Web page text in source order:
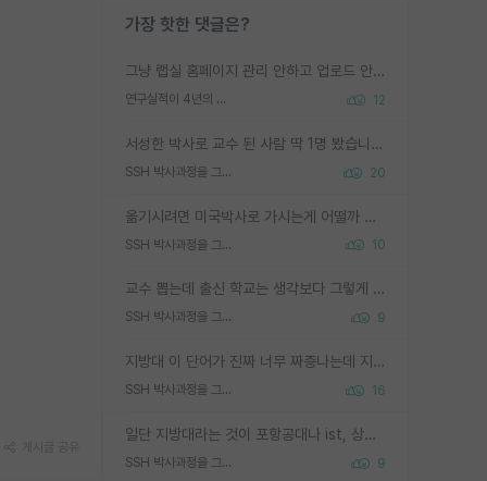
가장 핫한 댓글은?
그냥 랩실 홈페이지 관리 안하고 업로드 안한거 아님?
연구실적이 4년의 공백이 있는거 어떻게 생각하냐 12
서성한 박사로 교수 된 사람 딱 1명 봤습니다. 근데 지방대 박사로 교수된 거는 기적이 일어나야되요. 서성한 학부부터여도 빡센게 교수임용일텐데 지방대박사로 무슨 교수가 되나요...... 중소기업/중견기업 팀장급/연구소장급이나 될거 같네요.
SSH 박사과정을 그만두고 지방대 박사로 옮기면 교수의 꿈은 끝일까요? 20
옮기시려면 미국박사로 가시는게 어떨까 싶네요. 교수가 꿈이면 미국박사 하고 미국교수 까지 같이 노리시는게 기회가 많지 않을까요?
SSH 박사과정을 그만두고 지방대 박사로 옮기면 교수의 꿈은 끝일까요? 10
교수 뽑는데 출신 학교는 생각보다 그렇게 안 봄. 앞으로는 더 안 보게 될거임. 박사는 어디서 진행해도 됨. 단, 제대로 쌓고 좋은 실적 만들 수 있다면. 그런데 지방대는 그럴 가능성이 지극히 낮음. 나만 열심히 잘 하면 된다? 인간은 주변 환경에 지배되는 나약한 존재임. 주변의 지방대 대학원생과 섞이고 지방 특유의 여유로움 또는 나쁘게 얘기해서 나태함에 젖어 살다보면 교수의 꿈 자체를 잊어버리게 될 가능성도 있음. 주변 환경이 70~80%임.
SSH 박사과정을 그만두고 지방대 박사로 옮기면 교수의 꿈은 끝일까요? 9
지방대 이 단어가 진짜 너무 짜증나는데 지방대면 다 그냥 쓰레기인가요? 무슨 말 같지도 않은 댓글들이 있는건지??? 지방에도 충분히 좋은 대학 많고 충분히 잘하는 교수님들 많습니다 포항공대 4개 IST 대표 지거국들 여기 모두 다 지방에 있고 여기 출신들 중에 교수하는 분들 적지 않습니다 지거국 출신이 무슨 교수를 하냐?라고 생각할 사람들 많은데 상위 대표 지거국에 아웃라이어들 많습니다 결국 개인의 연구역량과 실적이 중요합니다 이 역량을 펼치는데 있어서 지도교수와의 합도 중요합니다. 그리고 경력이 필요하면 해외포닥까지 다녀오세요
SSH 박사과정을 그만두고 지방대 박사로 옮기면 교수의 꿈은 끝일까요? 16
일단 지방대라는 것이 포항공대나 ist, 상위 지거국은 아니라고 생각하겠습니다. 그런곳은 서성한에 비해 소위 대학 네임밸류가 크게 뒤떨어지지는 않으니까요. 대학 이름이 중요하냐? 당연합니다. 대학 이름이 좋아서 좋은 아웃풋이 나오는 것이냐, 좋은 대학은 좋은 사람과 좋은 기회가 몰려있으니 아웃풋도 자연스럽게 좋아지는 것이냐? 대답하기 어려운 문제입니다. 아직 한국 사회에서 학벌을 보는 것도, 특히 이공계를 중심으로 학벌보다는 실적 위주라는 분위기가 형성되는 것도 사실입니다. 지방대 출신으로 전임교수가 될수 있느냐? 가능 불가능을 따지면 당연히 가능입니다. 지방대 박사 출신으로 전임교원이 된 경우가 실제로 있으니까요. 현실적인 가능성이 있느냐? 지금 이정도 대학의 교수가 되고싶다고 생각되는 대학 들어가서 컴공과 교수 목록 켜고 박사 어디서 받았는지 쭉 한번 보세요. 냉정하게 지방대 출신인 분들이 많지는 않으실겁니다.
SSH 박사과정을 그만두고 지방대 박사로 옮기면 교수의 꿈은 끝일까요? 9